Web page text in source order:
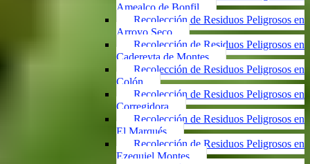
Amealco de Bonfil
Recolección de Residuos Peligrosos en
Arroyo Seco
Recolección de Residuos Peligrosos en
Cadereyta de Montes
Recolección de Residuos Peligrosos en
Colón
Recolección de Residuos Peligrosos en
Corregidora
Recolección de Residuos Peligrosos en
El Marqués
Recolección de Residuos Peligrosos en
Ezequiel Montes